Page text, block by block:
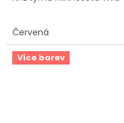
Červená
Více barev